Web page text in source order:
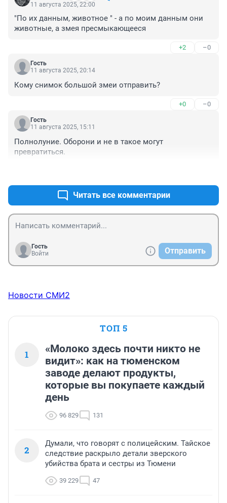
11 августа 2025, 22:00
"По их данным, животное " - а по моим данным они
животные, а змея пресмыкающееся
+2 –0
Гость
11 августа 2025, 20:14
Кому снимок большой змеи отправить?
+0 –0
Гость
11 августа 2025, 15:11
Полнолуние. Оборони и не в такое могут
превратиться.
Читать все комментарии
Гость
Войти
Отправить
Новости СМИ2
ТОП 5
1
«Молоко здесь почти никто не
видит»: как на тюменском
заводе делают продукты,
которые вы покупаете каждый
день
96 829 131
2
Думали, что говорят с полицейским. Тайское
следствие раскрыло детали зверского
убийства брата и сестры из Тюмени
39 229 47